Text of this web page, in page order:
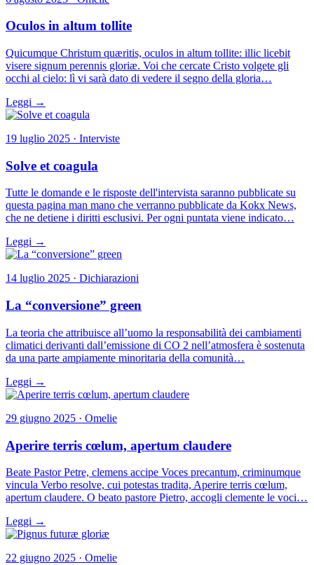
Oculos in altum tollite
Quicumque Christum quæritis, oculos in altum tollite: illic licebit
visere signum perennis gloriæ. Voi che cercate Cristo volgete gli
occhi al cielo: lì vi sarà dato di vedere il segno della gloria…
Leggi →
19 luglio 2025 · Interviste
Solve et coagula
Tutte le domande e le risposte dell'intervista saranno pubblicate su
questa pagina man mano che verranno pubblicate da Kokx News,
che ne detiene i diritti esclusivi. Per ogni puntata viene indicato…
Leggi →
14 luglio 2025 · Dichiarazioni
La “conversione” green
La teoria che attribuisce all’uomo la responsabilità dei cambiamenti
climatici derivanti dall’emissione di CO 2 nell’atmosfera è sostenuta
da una parte ampiamente minoritaria della comunità…
Leggi →
29 giugno 2025 · Omelie
Aperire terris cœlum, apertum claudere
Beate Pastor Petre, clemens accipe Voces precantum, criminumque
vincula Verbo resolve, cui potestas tradita, Aperire terris cœlum,
apertum claudere. O beato pastore Pietro, accogli clemente le voci…
Leggi →
22 giugno 2025 · Omelie